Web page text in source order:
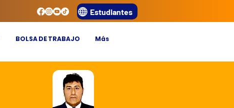
Estudiantes
BOLSA DE TRABAJO Más